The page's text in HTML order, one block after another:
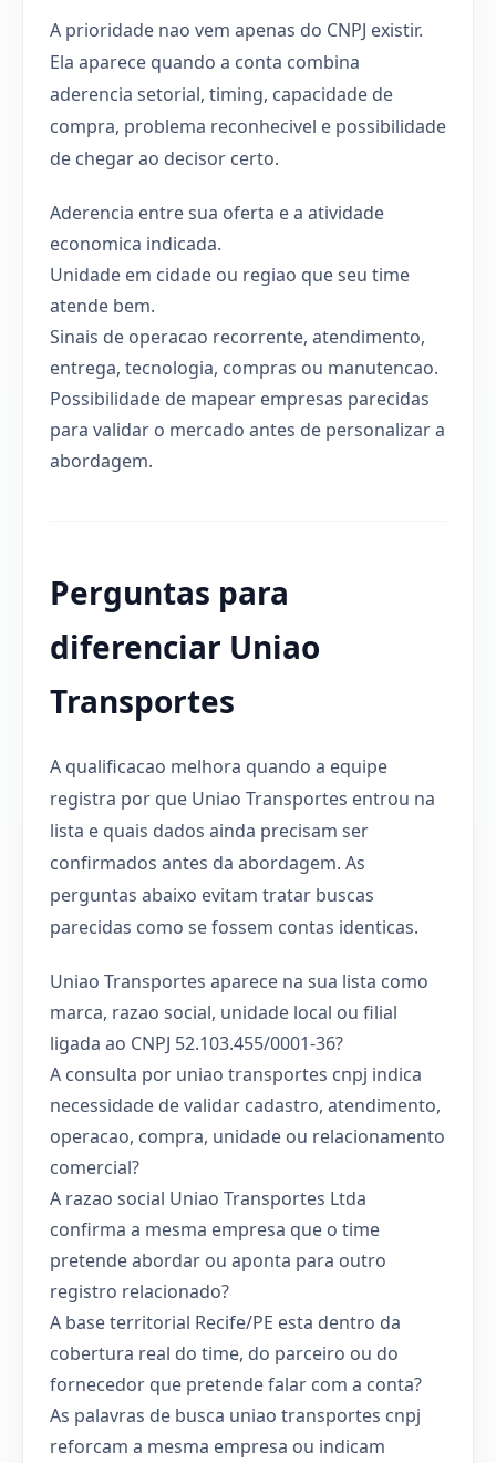
A prioridade nao vem apenas do CNPJ existir.
Ela aparece quando a conta combina
aderencia setorial, timing, capacidade de
compra, problema reconhecivel e possibilidade
de chegar ao decisor certo.
Aderencia entre sua oferta e a atividade
economica indicada.
Unidade em cidade ou regiao que seu time
atende bem.
Sinais de operacao recorrente, atendimento,
entrega, tecnologia, compras ou manutencao.
Possibilidade de mapear empresas parecidas
para validar o mercado antes de personalizar a
abordagem.
Perguntas para
diferenciar Uniao
Transportes
A qualificacao melhora quando a equipe
registra por que Uniao Transportes entrou na
lista e quais dados ainda precisam ser
confirmados antes da abordagem. As
perguntas abaixo evitam tratar buscas
parecidas como se fossem contas identicas.
Uniao Transportes aparece na sua lista como
marca, razao social, unidade local ou filial
ligada ao CNPJ 52.103.455/0001-36?
A consulta por uniao transportes cnpj indica
necessidade de validar cadastro, atendimento,
operacao, compra, unidade ou relacionamento
comercial?
A razao social Uniao Transportes Ltda
confirma a mesma empresa que o time
pretende abordar ou aponta para outro
registro relacionado?
A base territorial Recife/PE esta dentro da
cobertura real do time, do parceiro ou do
fornecedor que pretende falar com a conta?
As palavras de busca uniao transportes cnpj
reforcam a mesma empresa ou indicam